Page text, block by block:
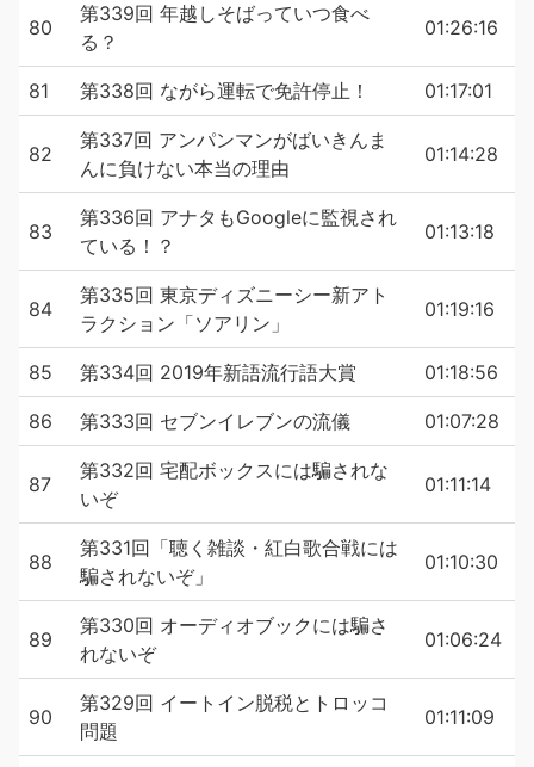
80
第339回 年越しそばっていつ食べ
る？
01:26:16
81 第338回 ながら運転で免許停止！ 01:17:01
82
第337回 アンパンマンがばいきんま
んに負けない本当の理由
01:14:28
83
第336回 アナタもGoogleに監視され
ている！？
01:13:18
84
第335回 東京ディズニーシー新アト
ラクション「ソアリン」
01:19:16
85 第334回 2019年新語流行語大賞 01:18:56
86 第333回 セブンイレブンの流儀 01:07:28
87
第332回 宅配ボックスには騙されな
いぞ
01:11:14
88
第331回「聴く雑談・紅白歌合戦には
騙されないぞ」
01:10:30
89
第330回 オーディオブックには騙さ
れないぞ
01:06:24
90
第329回 イートイン脱税とトロッコ
問題
01:11:09